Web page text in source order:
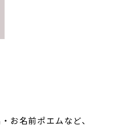
お名前ポエムなど、